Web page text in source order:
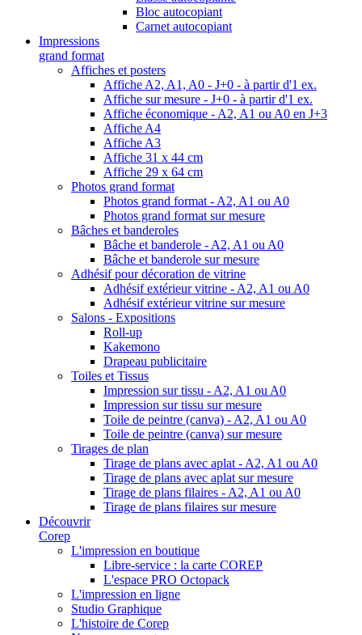
Bloc autocopiant
Carnet autocopiant
Impressions
grand format
Affiches et posters
Affiche A2, A1, A0 - J+0 - à partir d'1 ex.
Affiche sur mesure - J+0 - à partir d'1 ex.
Affiche économique - A2, A1 ou A0 en J+3
Affiche A4
Affiche A3
Affiche 31 x 44 cm
Affiche 29 x 64 cm
Photos grand format
Photos grand format - A2, A1 ou A0
Photos grand format sur mesure
Bâches et banderoles
Bâche et banderole - A2, A1 ou A0
Bâche et banderole sur mesure
Adhésif pour décoration de vitrine
Adhésif extérieur vitrine - A2, A1 ou A0
Adhésif extérieur vitrine sur mesure
Salons - Expositions
Roll-up
Kakemono
Drapeau publicitaire
Toiles et Tissus
Impression sur tissu - A2, A1 ou A0
Impression sur tissu sur mesure
Toile de peintre (canva) - A2, A1 ou A0
Toile de peintre (canva) sur mesure
Tirages de plan
Tirage de plans avec aplat - A2, A1 ou A0
Tirage de plans avec aplat sur mesure
Tirage de plans filaires - A2, A1 ou A0
Tirage de plans filaires sur mesure
Découvrir
Corep
L'impression en boutique
Libre-service : la carte COREP
L'espace PRO Octopack
L'impression en ligne
Studio Graphique
L'histoire de Corep